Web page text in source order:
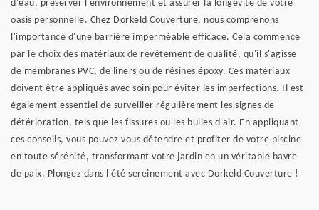
d'eau, préserver l'environnement et assurer la longévité de votre
oasis personnelle. Chez Dorkeld Couverture, nous comprenons
l'importance d'une barrière imperméable efficace. Cela commence
par le choix des matériaux de revêtement de qualité, qu'il s'agisse
de membranes PVC, de liners ou de résines époxy. Ces matériaux
doivent être appliqués avec soin pour éviter les imperfections. Il est
également essentiel de surveiller régulièrement les signes de
détérioration, tels que les fissures ou les bulles d'air. En appliquant
ces conseils, vous pouvez vous détendre et profiter de votre piscine
en toute sérénité, transformant votre jardin en un véritable havre
de paix. Plongez dans l'été sereinement avec Dorkeld Couverture !